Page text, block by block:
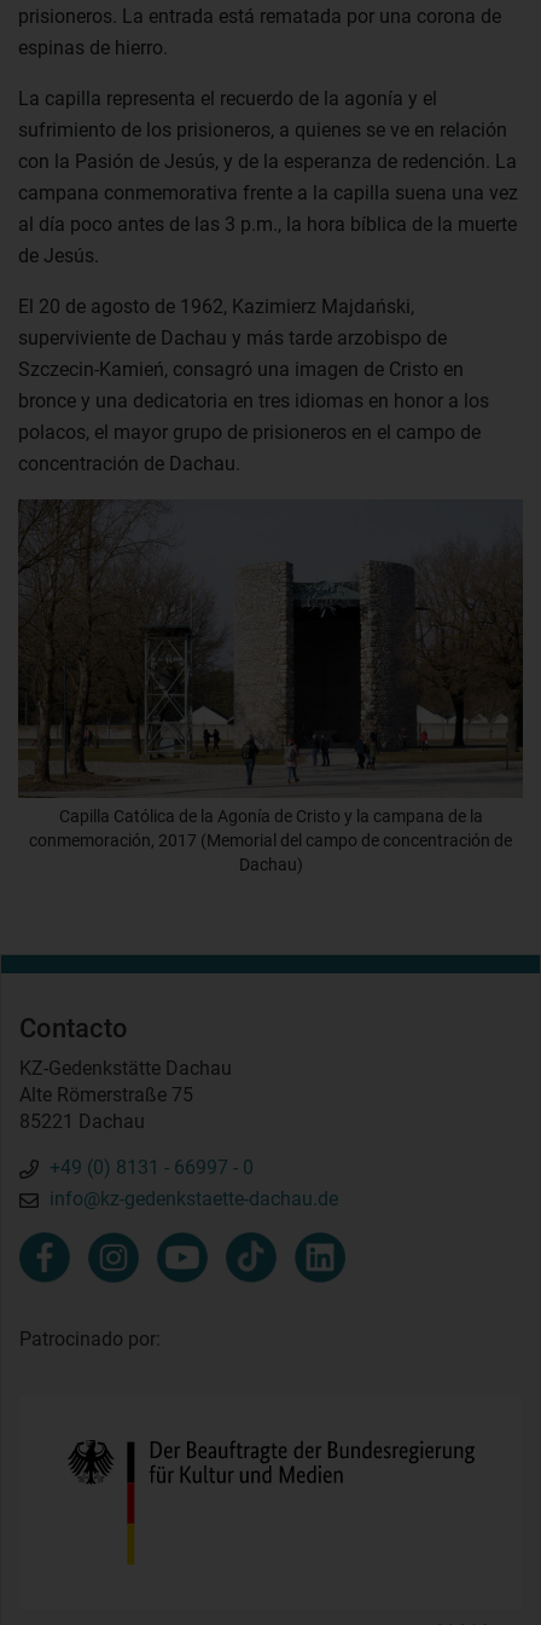
prisioneros. La entrada está rematada por una corona de
espinas de hierro.
La capilla representa el recuerdo de la agonía y el
sufrimiento de los prisioneros, a quienes se ve en relación
con la Pasión de Jesús, y de la esperanza de redención. La
campana conmemorativa frente a la capilla suena una vez
al día poco antes de las 3 p.m., la hora bíblica de la muerte
de Jesús.
El 20 de agosto de 1962, Kazimierz Majdański,
superviviente de Dachau y más tarde arzobispo de
Szczecin-Kamień, consagró una imagen de Cristo en
bronce y una dedicatoria en tres idiomas en honor a los
polacos, el mayor grupo de prisioneros en el campo de
concentración de Dachau.
Capilla Católica de la Agonía de Cristo y la campana de la
conmemoración, 2017 (Memorial del campo de concentración de
Dachau)
Contacto
KZ-Gedenkstätte Dachau
Alte Römerstraße 75
85221 Dachau
+49 (0) 8131 - 66997 - 0
info@kz-gedenkstaette-dachau.de
Patrocinado por: